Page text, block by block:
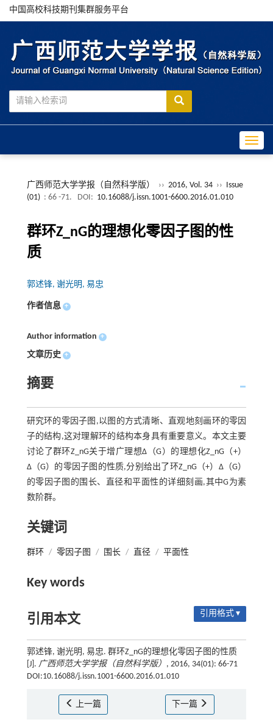
中国高校科技期刊集群服务平台
广西师范大学学报（自然科学版） ›› 2016, Vol. 34 ››
Issue
(01) : 66 -71. DOI: 10.16088/j.issn.1001-6600.2016.01.010
群环Z_nG的理想化零因子图的性
质
郭述锋, 谢光明, 易忠
作者信息 +
Author information +
文章历史 +
摘要
研究环的零因子图,以图的方式清晰、直观地刻画环的零因
子的结构,这对理解环的结构本身具有重要意义。本文主要
讨论了群环Z_nG关于增广理想Δ（G）的理想化Z_nG（+）
Δ（G）的零因子图的性质,分别给出了环Z_nG（+）Δ（G）
的零因子图的围长、直径和平面性的详细刻画,其中G为素
数阶群。
关键词
群环 / 零因子图 / 围长 / 直径 / 平面性
Key words
引用本文 引用格式 ▾
郭述锋, 谢光明, 易忠. 群环Z_nG的理想化零因子图的性质
[J]. 广西师范大学学报（自然科学版） , 2016, 34(01): 66-71
DOI:10.16088/j.issn.1001-6600.2016.01.010
上一篇 下一篇